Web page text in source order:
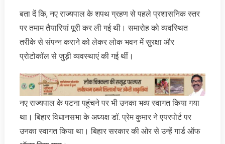
बता दें कि, नए राज्यपाल के शपथ ग्रहण से पहले प्रशासनिक स्तर
पर तमाम तैयारियां पूरी कर ली गई थी। समारोह को व्यवस्थित
तरीके से संपन्न कराने को लेकर लोक भवन में सुरक्षा और
प्रोटोकॉल से जुड़ी व्यवस्थाएं की गई थीं।
नए राज्यपाल के पटना पहुंचने पर भी उनका भव्य स्वागत किया गया
था। बिहार विधानसभा के अध्यक्ष डॉ. प्रेम कुमार ने एयरपोर्ट पर
उनका स्वागत किया था। बिहार सरकार की ओर से उन्हें गार्ड ऑफ